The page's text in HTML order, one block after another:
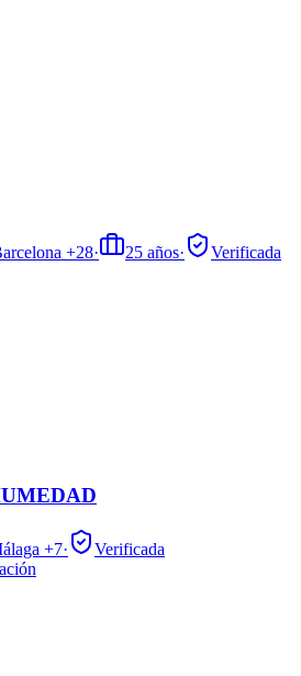
+28· 25 años·
Verificada
+7·
Verificada